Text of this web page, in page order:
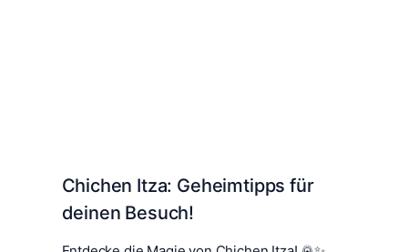
Chichen Itza: Geheimtipps für
deinen Besuch!